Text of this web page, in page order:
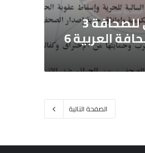
اليوم العالمي للصحافة 3
مايو وعيد الصحافة العربية 6
الصفحة التالية